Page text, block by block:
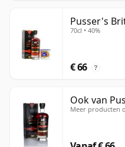
Pusser's
70cl • 40%
€ 66 ?
Ook van
Meer producten